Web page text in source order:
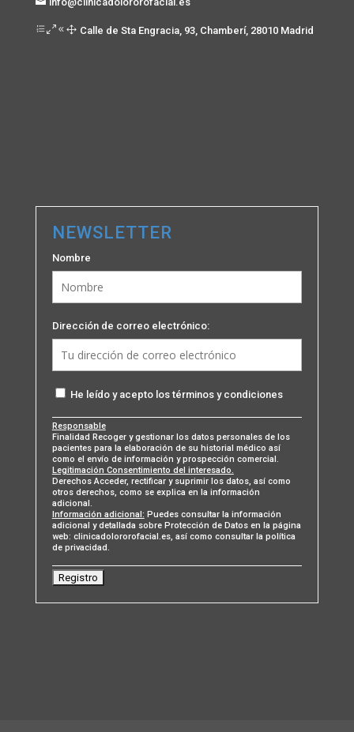
Calle de Sta Engracia, 93, Chamberí, 28010 Madrid
NEWSLETTER
Nombre
Dirección de correo electrónico:
He leído y acepto los términos y condiciones
Responsable
Finalidad Recoger y gestionar los datos personales de los
pacientes para la elaboración de su historial médico así
como el envío de información y prospección comercial.
Legitimación Consentimiento del interesado.
Derechos Acceder, rectificar y suprimir los datos, así como
otros derechos, como se explica en la información
adicional.
Información adicional: Puedes consultar la información
adicional y detallada sobre Protección de Datos en la página
web: clinicadolororofacial.es, así como consultar la política
de privacidad.